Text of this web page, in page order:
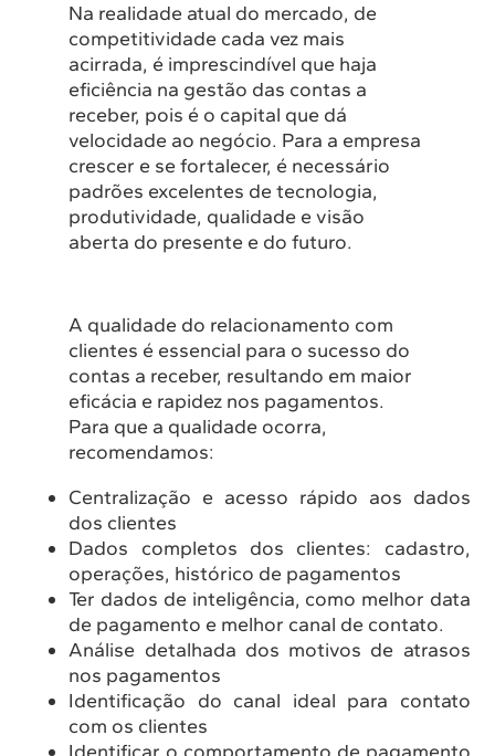
Na realidade atual do mercado, de
competitividade cada vez mais
acirrada, é imprescindível que haja
eficiência na gestão das contas a
receber, pois é o capital que dá
velocidade ao negócio. Para a empresa
crescer e se fortalecer, é necessário
padrões excelentes de tecnologia,
produtividade, qualidade e visão
aberta do presente e do futuro.
A qualidade do relacionamento com
clientes é essencial para o sucesso do
contas a receber, resultando em maior
eficácia e rapidez nos pagamentos.
Para que a qualidade ocorra,
recomendamos:
Centralização e acesso rápido aos dados
dos clientes
Dados completos dos clientes: cadastro,
operações, histórico de pagamentos
Ter dados de inteligência, como melhor data
de pagamento e melhor canal de contato.
Análise detalhada dos motivos de atrasos
nos pagamentos
Identificação do canal ideal para contato
com os clientes